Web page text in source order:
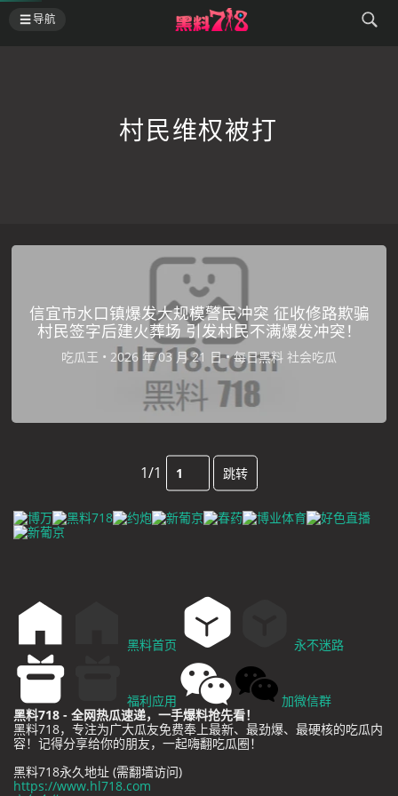
导航
村民维权被打
信宜市水口镇爆发大规模警民冲突 征收修路欺骗
村民签字后建火葬场 引发村民不满爆发冲突！
吃瓜王 • •每日黑料 社会吃瓜
1/1 跳转
黑料首页 永不迷路
福利应用
加微信群
黑料718 - 全网热瓜速递，一手爆料抢先看！
黑料718，专注为广大瓜友免费奉上最新、最劲爆、最硬核的吃瓜内
容！记得分享给你的朋友，一起嗨翻吃瓜圈！
黑料718永久地址 (需翻墙访问)
https://www.hl718.com